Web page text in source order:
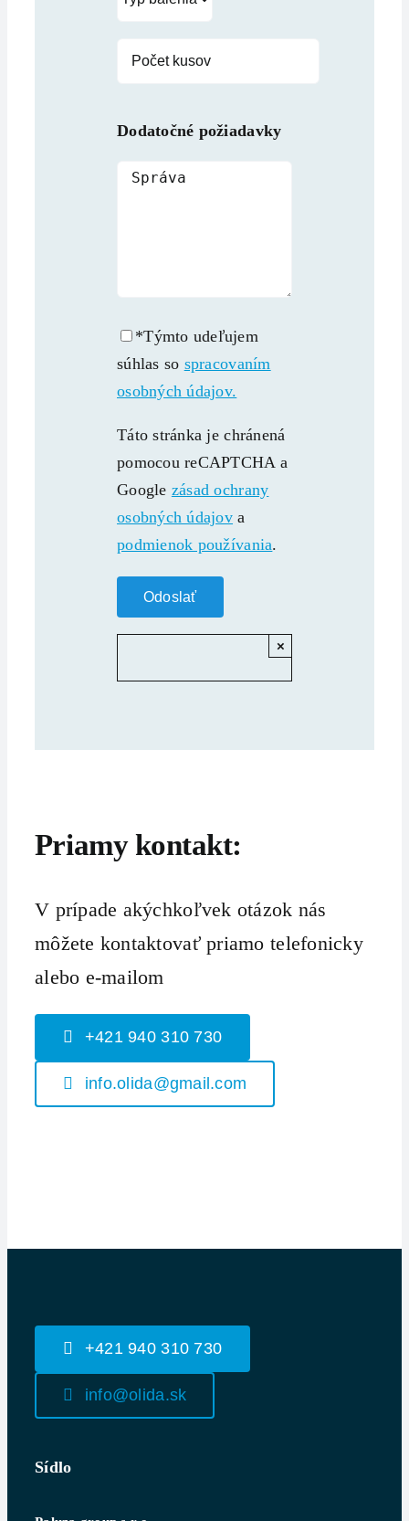
Dodatočné požiadavky
*Týmto udeľujem
súhlas so spracovaním
osobných údajov.
Táto stránka je chránená
pomocou reCAPTCHA a
Google zásad ochrany
osobných údajov a
podmienok používania.
×
Priamy kontakt:
V prípade akýchkoľvek otázok nás
môžete kontaktovať priamo telefonicky
alebo e-mailom
+421 940 310 730
info.olida@gmail.com
+421 940 310 730
info@olida.sk
Sídlo